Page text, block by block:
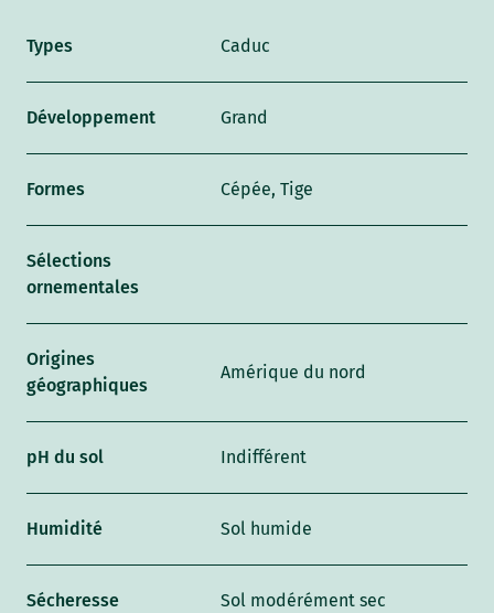
Types Caduc
Développement Grand
Formes Cépée, Tige
Sélections
ornementales
Origines
géographiques
Amérique du nord
pH du sol Indifférent
Humidité Sol humide
Sécheresse Sol modérément sec